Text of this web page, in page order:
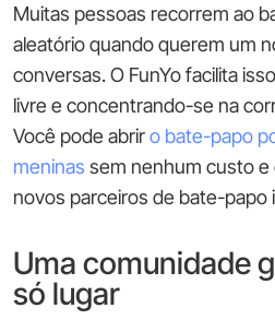
Muitas pessoas recorrem ao
aleatório quando querem um
conversas. O FunYo facilita
livre e concentrando-se na
Você pode abriro bate-papo
meninas sem nenhum custo
novos parceiros de bate-papo
Uma comunidade
só lugar